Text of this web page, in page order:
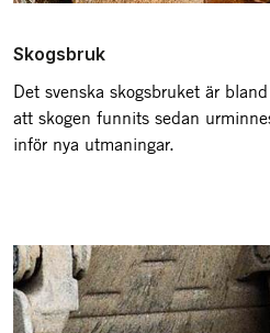
Skogsbruk
Det svenska skogsbruket är
att skogen funnits sedan
inför nya utmaningar.